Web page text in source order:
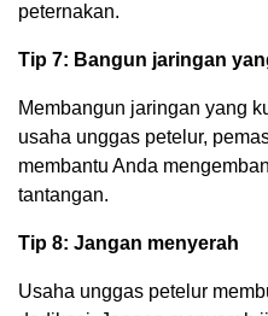
peternakan.
Tip 7: Bangun jaringan
Membangun jaringan yang
usaha unggas petelur,
membantu Anda
tantangan.
Tip 8: Jangan menyerah
Usaha unggas petelur